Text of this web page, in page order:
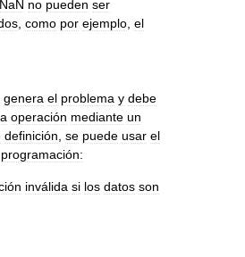
NaN no pueden ser
como por ejemplo el
genera el problema y debe
operación mediante un
definición se puede usar el
programación:
inválida si los datos son